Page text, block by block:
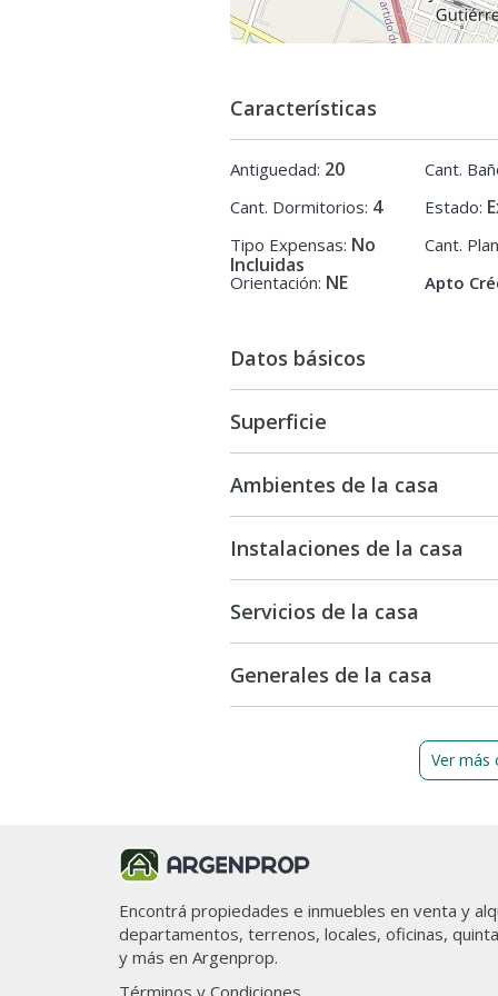
Oportunidad única de inversión
Características
Antiguedad: 20 Cant.
Cant. Dormitorios: 4 Estado:
Tipo Expensas: No
Incluidas
Cant.
Orientación: NE Apto
Datos básicos
Superficie
Ambientes de la casa
Instalaciones de la casa
Servicios de la casa
Generales de la casa
Ver más
Encontrá propiedades e inmuebles en venta y
departamentos, terrenos, locales, oficinas,
y más en Argenprop.
Términos y Condiciones.